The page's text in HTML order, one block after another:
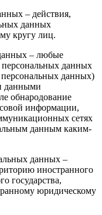
– действия,
данных
кругу лиц.
– любые
персональных данных
данных)
данными
обнародование
информации,
сетях
данным каким-
данных –
иностранного
государства,
юридическому